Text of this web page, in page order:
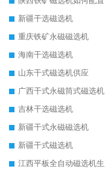
新疆干选磁选机
重庆铁矿永磁磁选机
海南干选磁选机
山东干式磁选机供应
广西干式永磁筒式磁选机
吉林干选磁选机
新疆干式永磁磁选机
新疆干式磁选机